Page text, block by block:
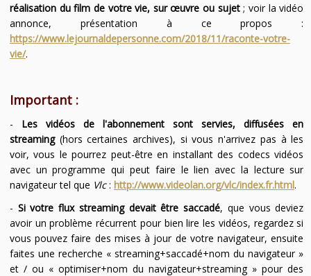
réalisation du film de votre vie, sur œuvre ou sujet; voir la vidéo
annonce, présentation à ce propos :
https://www.lejournaldepersonne.com/2018/11/raconte-votre-
vie/.
Important :
- Les vidéos de l'abonnement sont servies, diffusées en
streaming(hors certaines archives), si vous n'arrivez pas à les
voir, vous le pourrez peut-être en installant des codecs vidéos
avec un programme qui peut faire le lien avec la lecture sur
navigateur tel que Vlc: http://www.videolan.org/vlc/index.fr.html.
- Si votre flux streaming devait être saccadé, que vous deviez
avoir un problème récurrent pour bien lire les vidéos, regardez si
vous pouvez faire des mises à jour de votre navigateur, ensuite
faites une recherche « streaming+saccadé+nom du navigateur »
et / ou « optimiser+nom du navigateur+streaming » pour des